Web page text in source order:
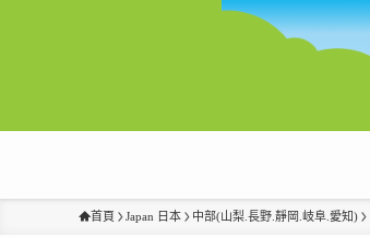
首頁 Japan 日本 中部(山梨.長野.靜岡.岐阜.愛知)